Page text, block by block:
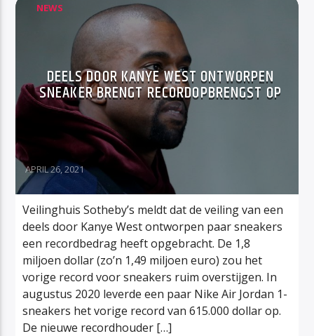
NEWS
DEELS DOOR KANYE WEST ONTWORPEN
SNEAKER BRENGT RECORDOPBRENGST OP
APRIL 26, 2021
Veilinghuis Sotheby’s meldt dat de veiling van een
deels door Kanye West ontworpen paar sneakers
een recordbedrag heeft opgebracht. De 1,8
miljoen dollar (zo’n 1,49 miljoen euro) zou het
vorige record voor sneakers ruim overstijgen. In
augustus 2020 leverde een paar Nike Air Jordan 1-
sneakers het vorige record van 615.000 dollar op.
De nieuwe recordhouder […]